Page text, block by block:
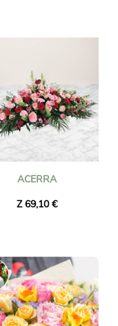
ACERRA
Z 69,10 €